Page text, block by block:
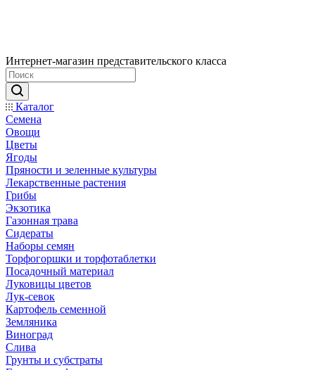
Интернет-магазин представительского класса
Каталог
Семена
Овощи
Цветы
Ягоды
Пряности и зеленные культуры
Лекарственные растения
Грибы
Экзотика
Газонная трава
Сидераты
Наборы семян
Торфогоршки и торфотаблетки
Посадочный материал
Луковицы цветов
Лук-севок
Картофель семенной
Земляника
Виноград
Слива
Грунты и субстраты